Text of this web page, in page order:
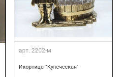
арт. 2202-м
Икорница "Купеческая"